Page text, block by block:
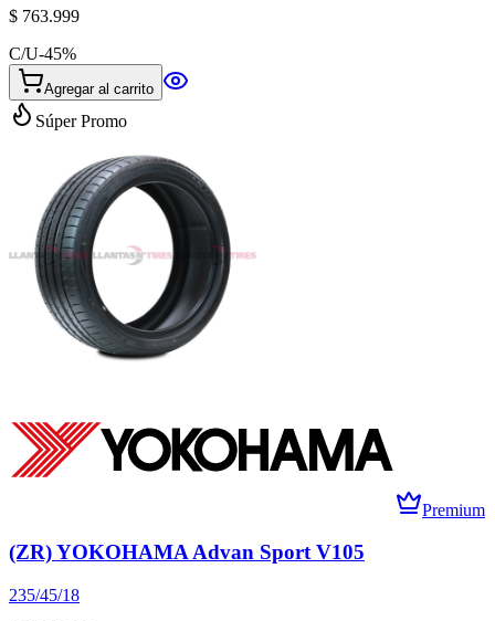
$ 763.999
C/U-45%
Agregar al carrito
Súper Promo
Premium
(ZR) YOKOHAMA Advan Sport V105
235/45/18